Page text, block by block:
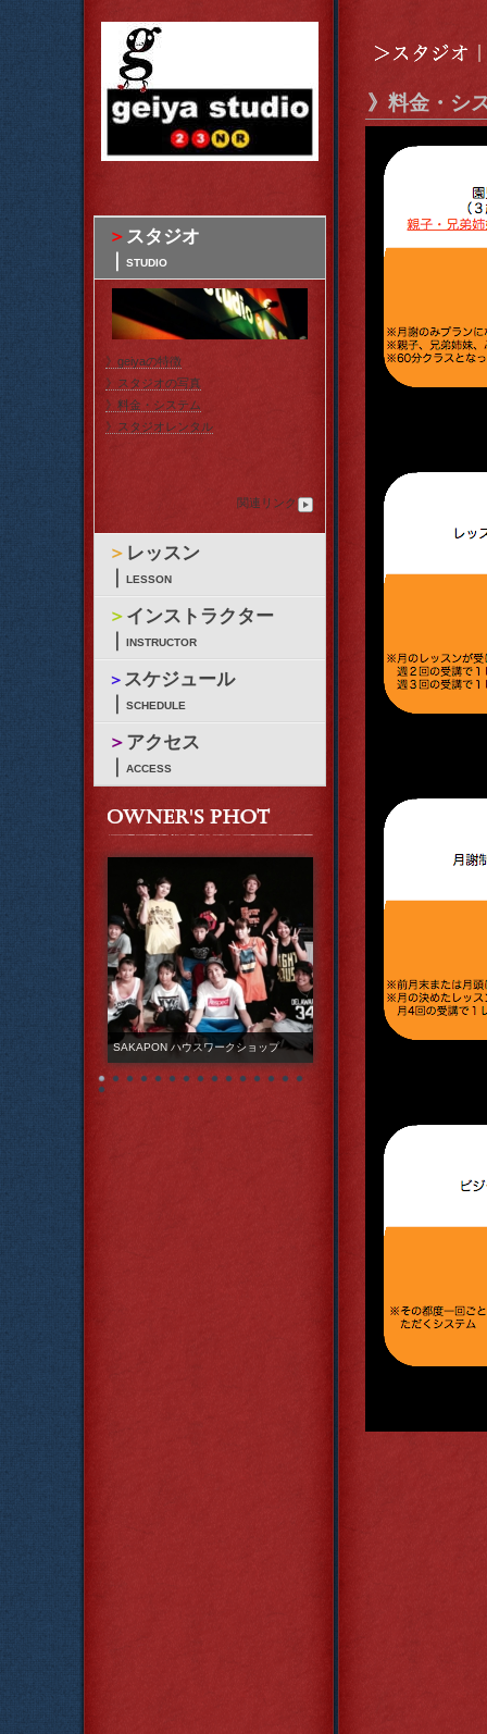
》料金・シ
＞ スタジオ
STUDIO
》geiyaの特徴
》スタジオの写真
》料金・システム
》スタジオレンタル
関連リンク
＞ レッスン
LESSON
＞ インストラクター
INSTRUCTOR
＞ スケジュール
SCHEDULE
＞ アクセス
ACCESS
SAKAPON ハウスワークショップ